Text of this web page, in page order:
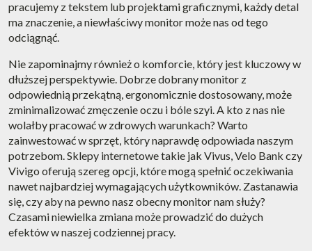
pracujemy z tekstem lub projektami graficznymi, każdy detal
ma znaczenie, a niewłaściwy monitor może nas od tego
odciągnąć.
Nie zapominajmy również o komforcie, który jest kluczowy w
dłuższej perspektywie. Dobrze dobrany monitor z
odpowiednią przekątną, ergonomicznie dostosowany, może
zminimalizować zmęczenie oczu i bóle szyi. A kto z nas nie
wolałby pracować w zdrowych warunkach? Warto
zainwestować w sprzęt, który naprawdę odpowiada naszym
potrzebom. Sklepy internetowe takie jak Vivus, Velo Bank czy
Vivigo oferują szereg opcji, które mogą spełnić oczekiwania
nawet najbardziej wymagających użytkowników. Zastanawia
się, czy aby na pewno nasz obecny monitor nam służy?
Czasami niewielka zmiana może prowadzić do dużych
efektów w naszej codziennej pracy.